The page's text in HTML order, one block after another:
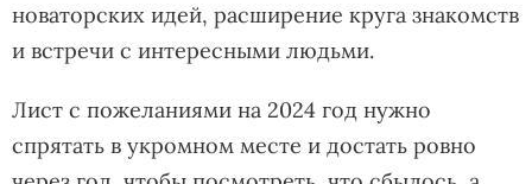
новаторских идей, расширение круга знакомств
и встречи с интересными людьми.
Лист с пожеланиями на 2024 год нужно
спрятать в укромном месте и достать ровно